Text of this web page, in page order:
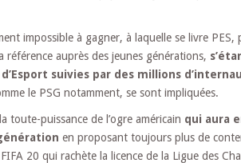
impossible à gagner, à laquelle se livre PES,
auprès des jeunes générations,
suivies par des millions
le PSG notamment, se sont impliquées.
toute-puissance de l’ogre américain qui aura
en proposant toujours plus de
20 qui rachète la licence de la Ligue des